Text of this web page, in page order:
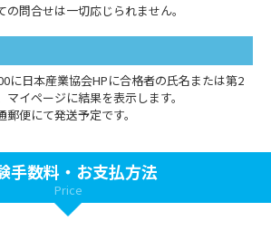
問合せは一切応じられません。
に日本産業協会HPに合格者の氏名または第2
イページに結果を表示します。
便にて発送予定です。
手数料・お支払方法
Price